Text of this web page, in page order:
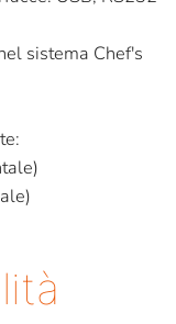
sistema Chef's